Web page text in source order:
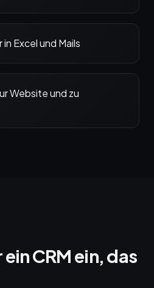
Excel und Mails
Website und zu
CRM ein, das